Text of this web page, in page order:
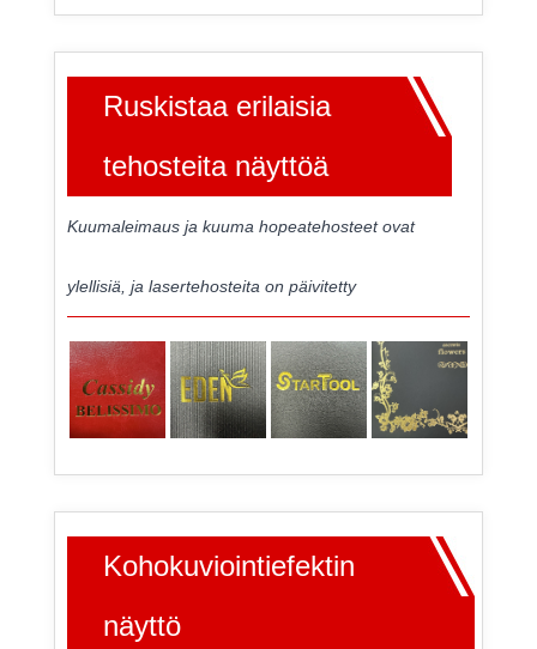
Ruskistaa erilaisia
​​tehosteita näyttöä
Kuumaleimaus ja kuuma hopeatehosteet ovat
ylellisiä, ja lasertehosteita on päivitetty
Kohokuviointiefektin
näyttö